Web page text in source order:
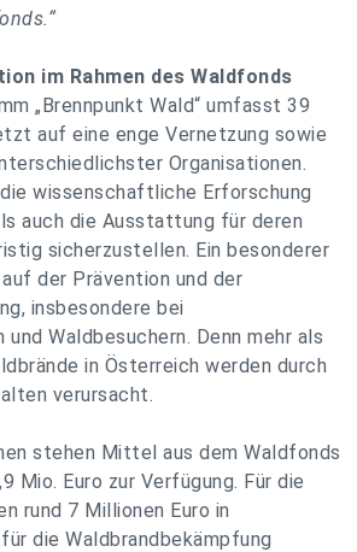
im Rahmen des Waldfonds
„Brennpunkt Wald“ umfasst 39
auf eine enge Vernetzung sowie
Organisationen.
wissenschaftliche Erforschung
auch die Ausstattung für deren
sicherzustellen. Ein besonderer
der Prävention und der
insbesondere bei
und Waldbesuchern. Denn mehr als
in Österreich werden durch
verursacht.
stehen Mittel aus dem Waldfonds
Mio. Euro zur Verfügung. Für die
rund 7 Millionen Euro in
die Waldbrandbekämpfung